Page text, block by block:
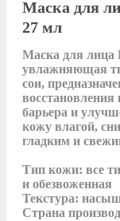
Маска для
27 мл
Маска для лица
увлажняющая
сои,
барьера и
кожу влагой,
гладким и
Тип кожи: все
и обезвоженная
Текстура:
Страна